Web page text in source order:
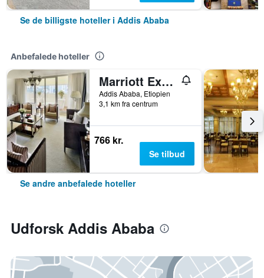
Se de billigste hoteller i Addis Ababa
Anbefalede hoteller
Marriott Executive Apartments Addis Ababa
Addis Ababa, Etiopien
3,1 km fra centrum
766 kr.
Se tilbud
Se andre anbefalede hoteller
Udforsk Addis Ababa